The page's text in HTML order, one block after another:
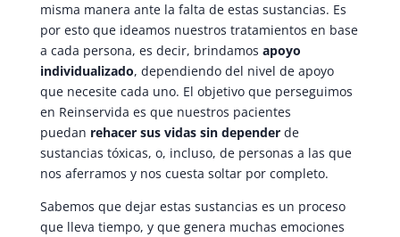
misma manera ante la falta de estas sustancias. Es
por esto que ideamos nuestros tratamientos en base
a cada persona, es decir, brindamos apoyo
individualizado, dependiendo del nivel de apoyo
que necesite cada uno. El objetivo que perseguimos
en Reinservida es que nuestros pacientes
puedan rehacer sus vidas sin dependerde
sustancias tóxicas, o, incluso, de personas a las que
nos aferramos y nos cuesta soltar por completo.
Sabemos que dejar estas sustancias es un proceso
que lleva tiempo, y que genera muchas emociones